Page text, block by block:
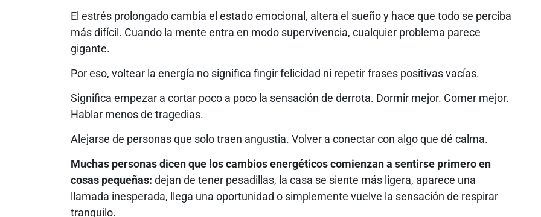
El estrés prolongado cambia el estado emocional, altera el sueño y hace que todo se perciba
más difícil. Cuando la mente entra en modo supervivencia, cualquier problema parece
gigante.
Por eso, voltear la energía no significa fingir felicidad ni repetir frases positivas vacías.
Significa empezar a cortar poco a poco la sensación de derrota. Dormir mejor. Comer mejor.
Hablar menos de tragedias.
Alejarse de personas que solo traen angustia. Volver a conectar con algo que dé calma.
Muchas personas dicen que los cambios energéticos comienzan a sentirse primero en
cosas pequeñas: dejan de tener pesadillas, la casa se siente más ligera, aparece una
llamada inesperada, llega una oportunidad o simplemente vuelve la sensación de respirar
tranquilo.